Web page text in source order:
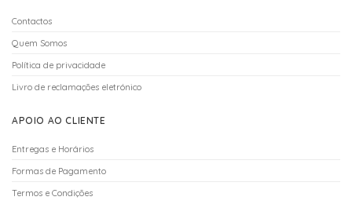
Contactos
Quem Somos
Política de privacidade
Livro de reclamações eletrónico
APOIO AO CLIENTE
Entregas e Horários
Formas de Pagamento
Termos e Condições